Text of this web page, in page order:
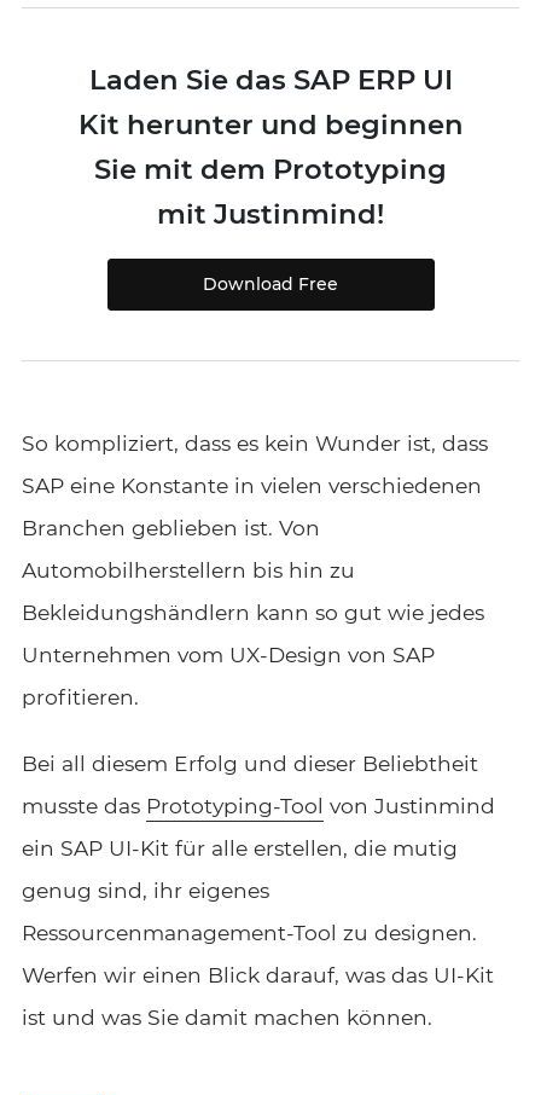
Laden Sie das SAP ERP UI
Kit herunter und beginnen
Sie mit dem Prototyping
mit Justinmind!
Download Free
So kompliziert, dass es kein Wunder ist, dass
SAP eine Konstante in vielen verschiedenen
Branchen geblieben ist. Von
Automobilherstellern bis hin zu
Bekleidungshändlern kann so gut wie jedes
Unternehmen vom UX-Design von SAP
profitieren.
Bei all diesem Erfolg und dieser Beliebtheit
musste das Prototyping-Tool von Justinmind
ein SAP UI-Kit für alle erstellen, die mutig
genug sind, ihr eigenes
Ressourcenmanagement-Tool zu designen.
Werfen wir einen Blick darauf, was das UI-Kit
ist und was Sie damit machen können.